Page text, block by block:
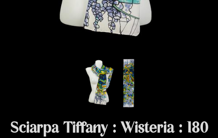
Sciarpa Tiffany : Wisteria : 180